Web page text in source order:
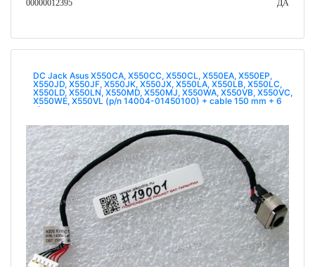
00000012395
ДА
DC Jack Asus X550CA, X550CC, X550CL, X550EA, X550EP,
X550JD, X550JF, X550JK, X550JX, X550LA, X550LB, X550LC,
X550LD, X550LN, X550MD, X550MJ, X550WA, X550VB, X550VC,
X550WE, X550VL (p/n 14004-01450100) + cable 150 mm + 6
pin